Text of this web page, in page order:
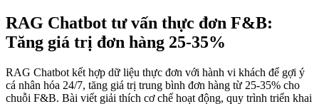
RAG Chatbot tư vấn thực đơn F&B:
Tăng giá trị đơn hàng 25-35%
RAG Chatbot kết hợp dữ liệu thực đơn với hành vi khách để gợi ý
cá nhân hóa 24/7, tăng giá trị trung bình đơn hàng từ 25-35% cho
chuỗi F&B. Bài viết giải thích cơ chế hoạt động, quy trình triển khai